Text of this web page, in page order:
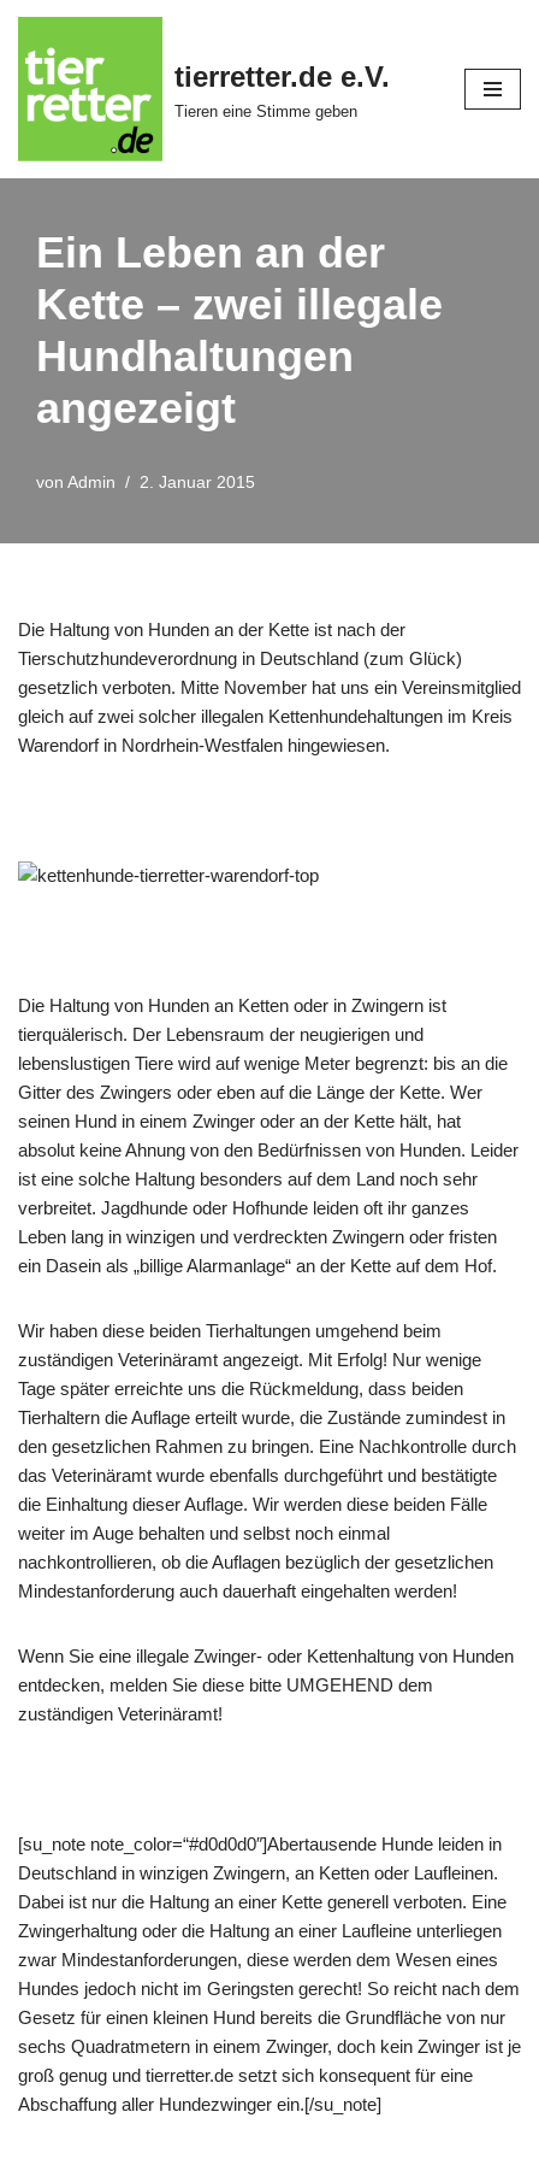
Zum
Inhalt
springen
tierretter.de e.V.
Tieren eine Stimme geben
Ein Leben an der
Kette – zwei illegale
Hundhaltungen
angezeigt
von Admin 2. Januar 2015
Die Haltung von Hunden an der Kette ist nach der
Tierschutzhundeverordnung in Deutschland (zum Glück)
gesetzlich verboten. Mitte November hat uns ein Vereinsmitglied
gleich auf zwei solcher illegalen Kettenhundehaltungen im Kreis
Warendorf in Nordrhein-Westfalen hingewiesen.
Die Haltung von Hunden an Ketten oder in Zwingern ist
tierquälerisch. Der Lebensraum der neugierigen und
lebenslustigen Tiere wird auf wenige Meter begrenzt: bis an die
Gitter des Zwingers oder eben auf die Länge der Kette. Wer
seinen Hund in einem Zwinger oder an der Kette hält, hat
absolut keine Ahnung von den Bedürfnissen von Hunden. Leider
ist eine solche Haltung besonders auf dem Land noch sehr
verbreitet. Jagdhunde oder Hofhunde leiden oft ihr ganzes
Leben lang in winzigen und verdreckten Zwingern oder fristen
ein Dasein als „billige Alarmanlage“ an der Kette auf dem Hof.
Wir haben diese beiden Tierhaltungen umgehend beim
zuständigen Veterinäramt angezeigt. Mit Erfolg! Nur wenige
Tage später erreichte uns die Rückmeldung, dass beiden
Tierhaltern die Auflage erteilt wurde, die Zustände zumindest in
den gesetzlichen Rahmen zu bringen. Eine Nachkontrolle durch
das Veterinäramt wurde ebenfalls durchgeführt und bestätigte
die Einhaltung dieser Auflage. Wir werden diese beiden Fälle
weiter im Auge behalten und selbst noch einmal
nachkontrollieren, ob die Auflagen bezüglich der gesetzlichen
Mindestanforderung auch dauerhaft eingehalten werden!
Wenn Sie eine illegale Zwinger- oder Kettenhaltung von Hunden
entdecken, melden Sie diese bitte UMGEHEND dem
zuständigen Veterinäramt!
[su_note note_color=“#d0d0d0″]Abertausende Hunde leiden in
Deutschland in winzigen Zwingern, an Ketten oder Laufleinen.
Dabei ist nur die Haltung an einer Kette generell verboten. Eine
Zwingerhaltung oder die Haltung an einer Laufleine unterliegen
zwar Mindestanforderungen, diese werden dem Wesen eines
Hundes jedoch nicht im Geringsten gerecht! So reicht nach dem
Gesetz für einen kleinen Hund bereits die Grundfläche von nur
sechs Quadratmetern in einem Zwinger, doch kein Zwinger ist je
groß genug und tierretter.de setzt sich konsequent für eine
Abschaffung aller Hundezwinger ein.[/su_note]